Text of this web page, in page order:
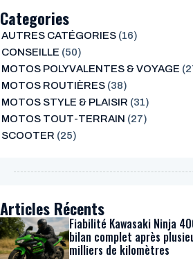
Categories
AUTRES CATÉGORIES(16)
CONSEILLE (50)
MOTOS POLYVALENTES & VOYAGE
MOTOS ROUTIÈRES(38)
MOTOS STYLE & PLAISIR (31)
MOTOS TOUT-TERRAIN (27)
SCOOTER (25)
Articles Récents
Fiabilité Kawasaki Ninja
bilan complet après
milliers de kilomètres